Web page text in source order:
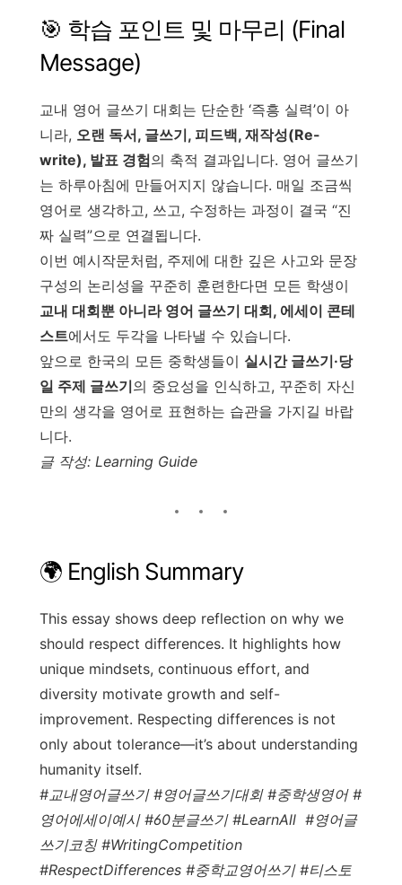
🎯 학습 포인트 및 마무리 (Final
Message)
교내 영어 글쓰기 대회는 단순한 ‘즉흥 실력’이 아
니라, 오랜 독서, 글쓰기, 피드백, 재작성(Re-
write), 발표 경험의 축적 결과입니다. 영어 글쓰기
는 하루아침에 만들어지지 않습니다. 매일 조금씩
영어로 생각하고, 쓰고, 수정하는 과정이 결국 “진
짜 실력”으로 연결됩니다.
이번 예시작문처럼, 주제에 대한 깊은 사고와 문장
구성의 논리성을 꾸준히 훈련한다면 모든 학생이
교내 대회뿐 아니라 영어 글쓰기 대회, 에세이 콘테
스트에서도 두각을 나타낼 수 있습니다.
앞으로 한국의 모든 중학생들이 실시간 글쓰기·당
일 주제 글쓰기의 중요성을 인식하고, 꾸준히 자신
만의 생각을 영어로 표현하는 습관을 가지길 바랍
니다.
글 작성: Learning Guide
🌍 English Summary
This essay shows deep reflection on why we
should respect differences. It highlights how
unique mindsets, continuous effort, and
diversity motivate growth and self-
improvement. Respecting differences is not
only about tolerance—it’s about understanding
humanity itself.
#교내영어글쓰기 #영어글쓰기대회 #중학생영어 #
영어에세이예시 #60분글쓰기 #LearnAll #영어글
쓰기코칭 #WritingCompetition
#RespectDifferences #중학교영어쓰기 #티스토